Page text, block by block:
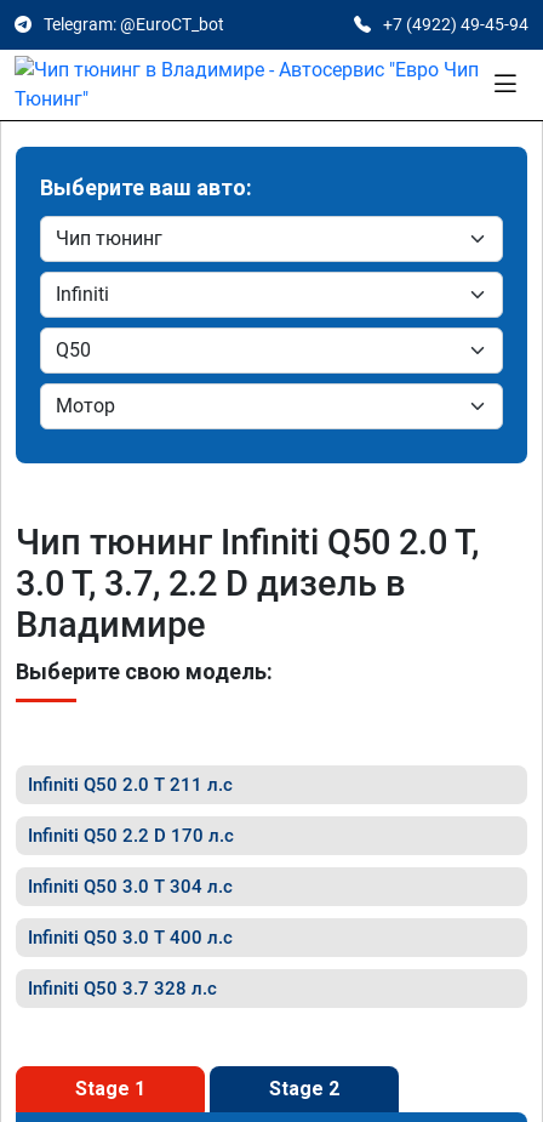
Telegram: @EuroCT_bot +7 (4922) 49-45-94
Выберите ваш авто:
Чип тюнинг Infiniti Q50 2.0 T,
3.0 T, 3.7, 2.2 D дизель в
Владимире
Выберите свою модель:
Infiniti Q50 2.0 T 211 л.с
Infiniti Q50 2.2 D 170 л.с
Infiniti Q50 3.0 T 304 л.с
Infiniti Q50 3.0 T 400 л.с
Infiniti Q50 3.7 328 л.с
Stage 1 Stage 2